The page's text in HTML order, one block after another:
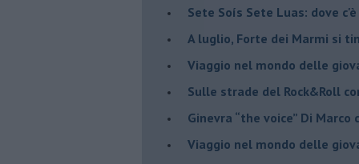
Sete Soís Sete Luas: dove
​A luglio, Forte dei Marmi si
Viaggio nel mondo delle
Sulle strade del Rock&Roll
​Ginevra “the voice” Di Marco
Viaggio nel mondo delle